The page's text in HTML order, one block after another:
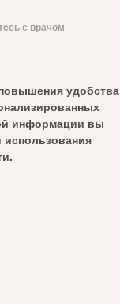
с врачом
удобства
информации вы
использования
.